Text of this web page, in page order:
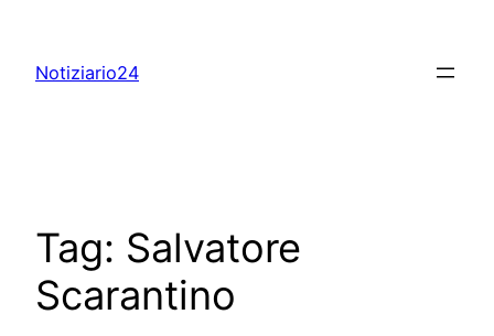
content
Notiziario24
Tag: Salvatore
Scarantino